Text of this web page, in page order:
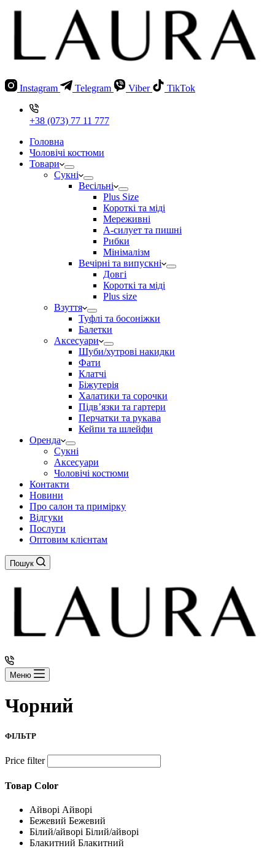
Instagram Telegram Viber TikTok
+38 (073) 77 11 777
Головна
Чоловічі костюми
Товари
Сукні
Весільні
Plus Size
Короткі та міді
Мереживні
А-силует та пишні
Рибки
Мінімалізм
Вечірні та випускні
Довгі
Короткі та міді
Plus size
Взуття
Туфлі та босоніжки
Балетки
Аксесуари
Шуби/хутрові накидки
Фати
Клатчі
Біжутерія
Халатики та сорочки
Підвʼязки та гартери
Перчатки та рукава
Кейпи та шлейфи
Оренда
Сукні
Аксесуари
Чоловічі костюми
Контакти
Новини
Про салон та примірку
Відгуки
Послуги
Оптовим клієнтам
Пошук
Меню
Чорний
ФІЛЬТР
Price filter
Товар Color
Айворі Айворі
Бежевий Бежевий
Білий/айворі Білий/айворі
Блакитний Блакитний